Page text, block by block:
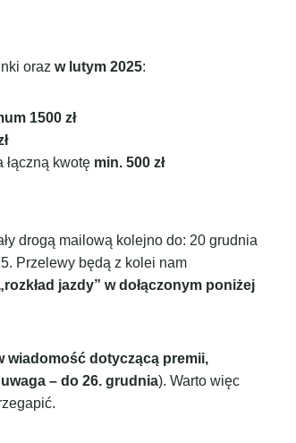
oraz w lutym 2025:
1500 zł
łączną kwotę min. 500 zł
drogą mailową kolejno do: 20 grudnia
Przelewy będą z kolei nam
jazdy” w dołączonym poniżej
wiadomość dotyczącą premii,
– do 26. grudnia). Warto więc